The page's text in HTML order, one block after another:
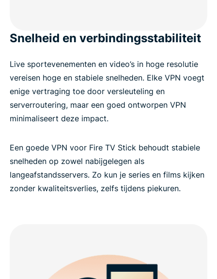
Snelheid en verbindingsstabiliteit
Live sportevenementen en video’s in hoge resolutie
vereisen hoge en stabiele snelheden. Elke VPN voegt
enige vertraging toe door versleuteling en
serverroutering, maar een goed ontworpen VPN
minimaliseert deze impact.
Een goede VPN voor Fire TV Stick behoudt stabiele
snelheden op zowel nabijgelegen als
langeafstandsservers. Zo kun je series en films kijken
zonder kwaliteitsverlies, zelfs tijdens piekuren.